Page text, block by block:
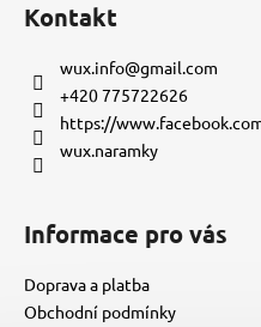
Kontakt
wux.info@gmail.com
+420 775722626
https://
wux.naramky
Informace pro vás
Doprava a platba
Obchodní podmínky